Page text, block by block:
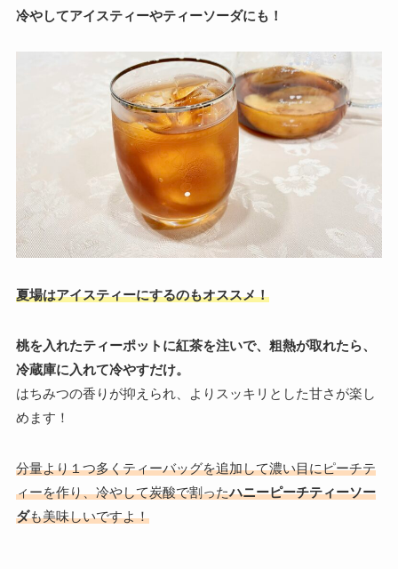
冷やしてアイスティーやティーソーダにも！
夏場はアイスティーにするのもオススメ！
桃を入れたティーポットに紅茶を注いで、粗熱が取れたら、
冷蔵庫に入れて冷やすだけ。
はちみつの香りが抑えられ、よりスッキリとした甘さが楽し
めます！
分量より１つ多くティーバッグを追加して濃い目にピーチテ
ィーを作り、冷やして炭酸で割ったハニーピーチティーソー
ダも美味しいですよ！